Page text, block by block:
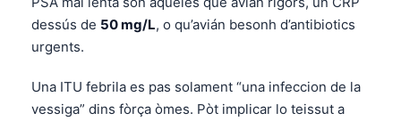
dessús de 50 mg/L, o qu’avián besonh d’antibiotics
urgents.
Una ITU febrila es pas solament “una infeccion de la
vessiga” dins fòrça òmes. Pòt implicar lo teissut a